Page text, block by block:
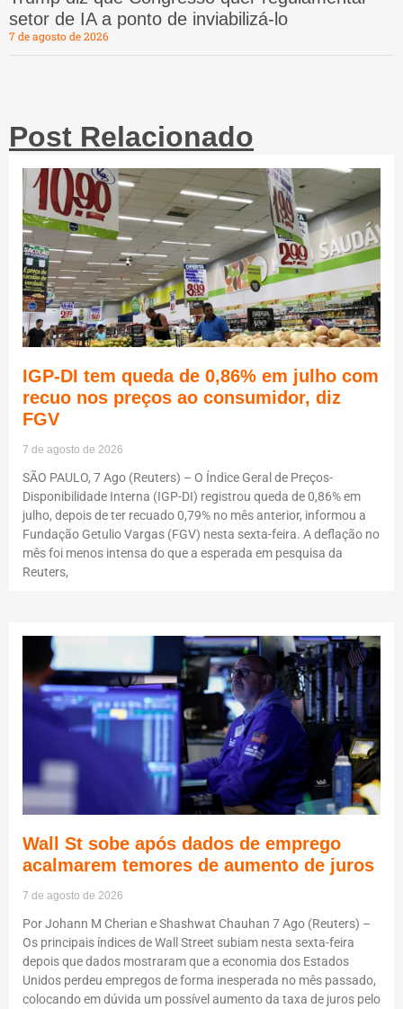
setor de IA a ponto de inviabilizá-lo
7 de agosto de 2026
Post Relacionado
IGP-DI tem queda de 0,86% em julho com
recuo nos preços ao consumidor, diz
FGV
7 de agosto de 2026
SÃO PAULO, 7 Ago (Reuters) – O Índice Geral de Preços-
Disponibilidade Interna (IGP-DI) registrou queda de 0,86% em
julho, depois de ter recuado 0,79% no mês anterior, informou a
Fundação Getulio Vargas (FGV) nesta sexta-feira. A deflação no
mês foi menos intensa do que a esperada em pesquisa da
Reuters,
Wall St sobe após dados de emprego
acalmarem temores de aumento de juros
7 de agosto de 2026
Por Johann M Cherian e Shashwat Chauhan 7 Ago (Reuters) –
Os principais índices de Wall Street subiam nesta sexta-feira
depois que dados mostraram que a economia dos Estados
Unidos perdeu empregos de forma inesperada no mês passado,
colocando em dúvida um possível aumento da taxa de juros pelo